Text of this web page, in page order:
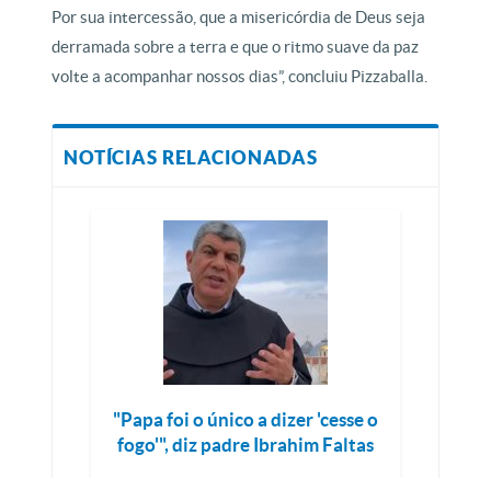
Por sua intercessão, que a misericórdia de Deus seja
derramada sobre a terra e que o ritmo suave da paz
volte a acompanhar nossos dias”, concluiu Pizzaballa.
NOTÍCIAS RELACIONADAS
"Papa foi o único a dizer 'cesse o
fogo'", diz padre Ibrahim Faltas